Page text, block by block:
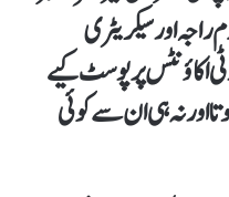
اور سیکریٹری
اکاؤنٹس پر پوسٹ کیے
اور نہ ہی ان سے کوئی